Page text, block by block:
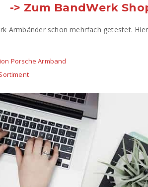
-> Zum BandWerk
Armbänder schon mehrfach getestet.
Porsche Armband